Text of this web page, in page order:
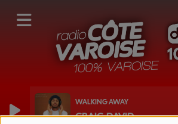
WALKING AWAY
CRAIG DAVID